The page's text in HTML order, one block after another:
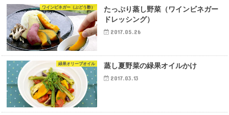
ワインビネガー（ぶどう酢）
たっぷり蒸し野菜（ワインビネガー
ドレッシング）
2017.05.26
緑果オリーブオイル 蒸し夏野菜の緑果オイルかけ
2017.03.13